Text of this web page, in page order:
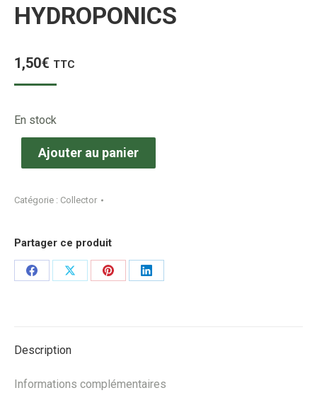
HYDROPONICS
1,50€ TTC
En stock
Ajouter au panier
Catégorie : Collector
Partager ce produit
Share
Share
Share
Share
Description
Informations complémentaires